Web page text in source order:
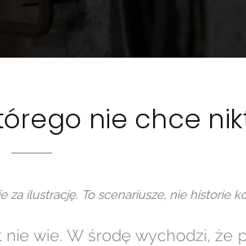
nie chce
za ilustrację. To scenariusze, nie historie
wie. W środę wychodzi, że